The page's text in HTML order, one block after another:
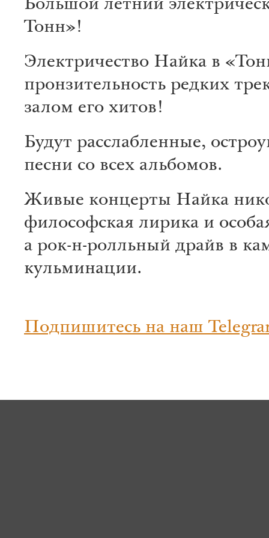
Большой летний
Тонн»!
Электричество Найка в
пронзительность редких
залом его хитов!
Будут расслабленные,
песни со всех альбомов.
Живые концерты Найка
философская лирика и
а рок-н-ролльный драйв в
кульминации.
Подпишитесь на наш